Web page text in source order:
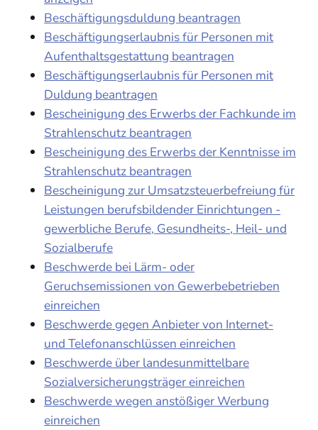
Beschäftigungsduldung beantragen
Beschäftigungserlaubnis für Personen mit
Aufenthaltsgestattung beantragen
Beschäftigungserlaubnis für Personen mit
Duldung beantragen
Bescheinigung des Erwerbs der Fachkunde im
Strahlenschutz beantragen
Bescheinigung des Erwerbs der Kenntnisse im
Strahlenschutz beantragen
Bescheinigung zur Umsatzsteuerbefreiung für
Leistungen berufsbildender Einrichtungen -
gewerbliche Berufe, Gesundheits-, Heil- und
Sozialberufe
Beschwerde bei Lärm- oder
Geruchsemissionen von Gewerbebetrieben
einreichen
Beschwerde gegen Anbieter von Internet-
und Telefonanschlüssen einreichen
Beschwerde über landesunmittelbare
Sozialversicherungsträger einreichen
Beschwerde wegen anstößiger Werbung
einreichen